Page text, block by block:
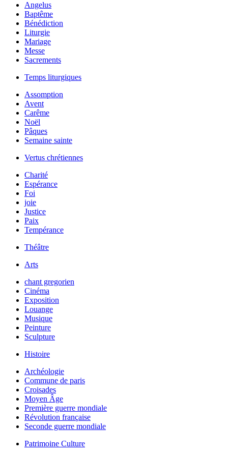
Angelus
Baptême
Bénédiction
Liturgie
Mariage
Messe
Sacrements
Temps liturgiques
Assomption
Avent
Carême
Noël
Pâques
Semaine sainte
Vertus chrétiennes
Charité
Espérance
Foi
joie
Justice
Paix
Tempérance
Théâtre
Arts
chant gregorien
Cinéma
Exposition
Louange
Musique
Peinture
Sculpture
Histoire
Archéologie
Commune de paris
Croisades
Moyen Âge
Première guerre mondiale
Révolution française
Seconde guerre mondiale
Patrimoine Culture